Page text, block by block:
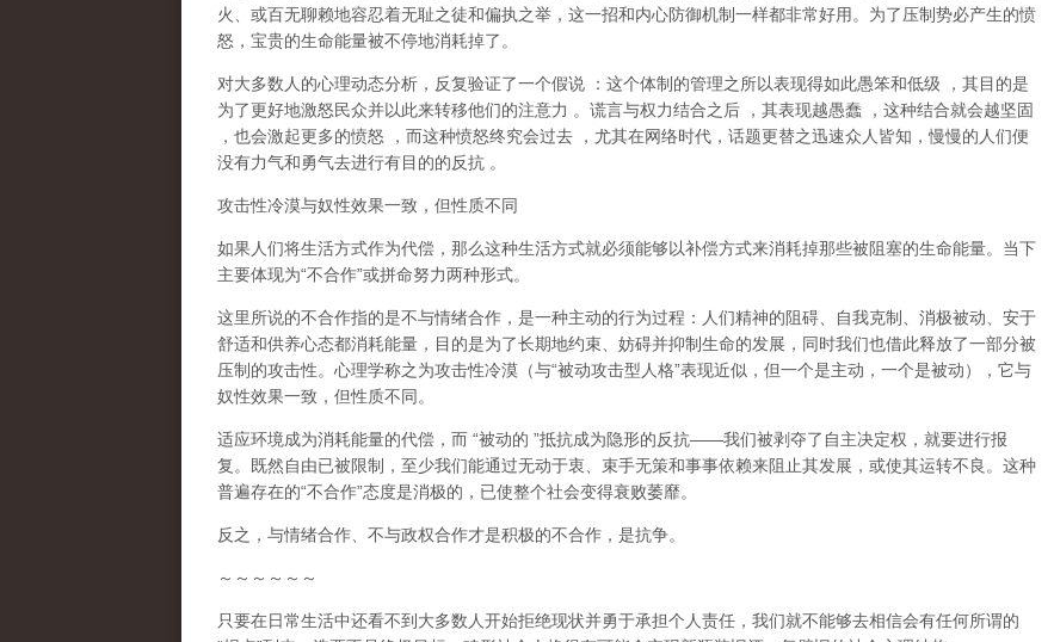
火、或百无聊赖地容忍着无耻之徒和偏执之举，这一招和内心防御机制一样都非常好用。为了压制势必产生的愤
怒，宝贵的生命能量被不停地消耗掉了。
对大多数人的心理动态分析，反复验证了一个假说 ：这个体制的管理之所以表现得如此愚笨和低级
，其目的是
为了更好地激怒民众并以此来转移他们的注意力 。谎言与权力结合之后 ，其表现越愚蠢
，这种结合就会越坚固
，也会激起更多的愤怒
，而这种愤怒终究会过去
，尤其在网络时代，话题更替之迅速众人皆知，慢慢的人们便
没有力气和勇气去进行有目的的反抗 。
攻击性冷漠与奴性效果一致，但性质不同
如果人们将生活方式作为代偿，那么这种生活方式就必须能够以补偿方式来消耗掉那些被阻塞的生命能量。当下
主要体现为“不合作”或拼命努力两种形式。
这里所说的不合作指的是不与情绪合作 ，是一种主动的行为过程：人们精神的阻碍、自我克制、消极被动、安于
舒适和供养心态都消耗能量，目的是为了长期地约束、妨碍并抑制生命的发展，同时我们也借此释放了一部分被
压制的攻击性。心理学称之为攻击性冷漠 （与“被动攻击型人格”表现近似，但一个是主动，一个是被动），它与
奴性效果一致，但性质不同。
适应环境成为消耗能量的代偿，而 “被动的 ”抵抗成为隐形的反抗——我们被剥夺了自主决定权，就要进行报
复。既然自由已被限制，至少我们能通过无动于衷、束手无策和事事依赖来阻止其发展，或使其运转不良。这种
普遍存在的“不合作”态度是消极的，已使整个社会变得衰败萎靡。
反之，与情绪合作、不与政权合作才是积极的不合作，是抗争。
～～～～～～
只要在日常生活中还看不到大多数人开始拒绝现状并勇于承担个人责任，我们就不能够去相信会有任何所谓的